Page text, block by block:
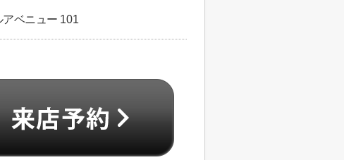
ベニュー 101